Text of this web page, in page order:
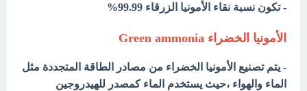
- تكون نسبة نقاء الأمونيا الزرقاء 99.99%
الأمونيا الخضراء Green ammonia
- يتم تصنيع الأمونيا الخضراء من مصادر الطاقة المتجددة مثل
الماء والهواء ،حيث يستخدم الماء كمصدر للهيدروجين